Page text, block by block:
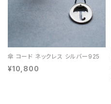
傘 コード ネックレス シルバー925
¥10,800